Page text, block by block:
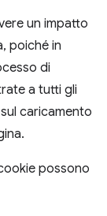
un impatto
poiché in
di
a tutti gli
caricamento
possono